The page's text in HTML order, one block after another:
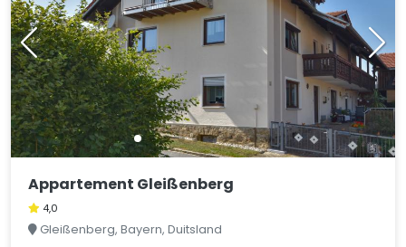
Appartement Gleißenberg
4,0
Gleißenberg, Bayern, Duitsland